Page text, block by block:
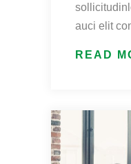
auci elit
READ